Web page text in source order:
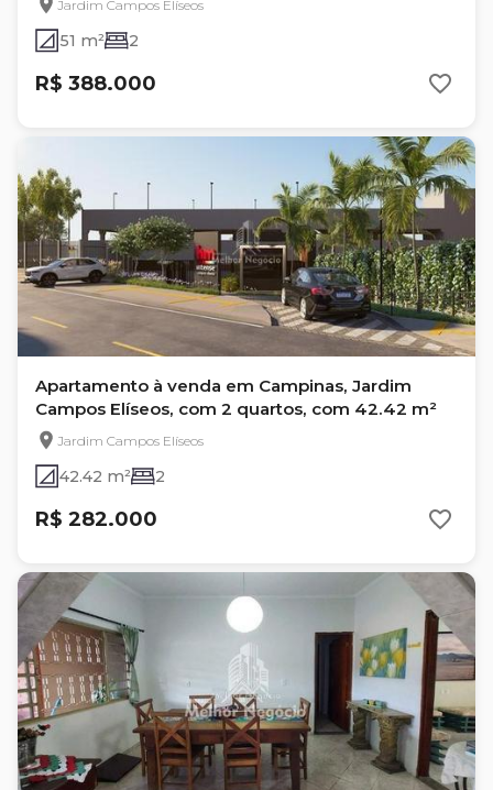
Jardim Campos Elíseos
51 m² 2
R$ 388.000
Apartamento à venda em Campinas, Jardim
Campos Elíseos, com 2 quartos, com 42.42 m²
Jardim Campos Elíseos
42.42 m² 2
R$ 282.000